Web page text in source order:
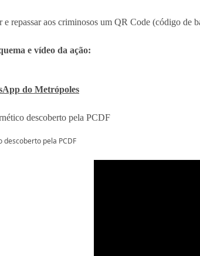
repassar aos criminosos um QR Code (código
e vídeo da ação:
do Metrópoles
descoberto pela PCDF